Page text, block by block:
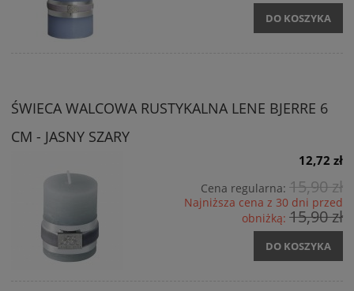
DO KOSZYKA
ŚWIECA WALCOWA RUSTYKALNA LENE BJERRE 6
CM - JASNY SZARY
12,72 zł
Cena regularna: 15,90 zł
Najniższa cena z 30 dni przed
obniżką: 15,90 zł
DO KOSZYKA